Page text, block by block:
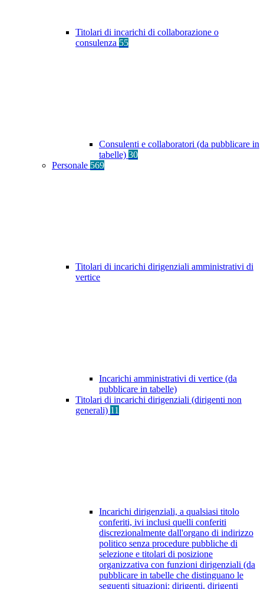
Titolari di incarichi di collaborazione o
consulenza 55
Consulenti e collaboratori (da pubblicare in
tabelle) 30
Personale 569
Titolari di incarichi dirigenziali amministrativi di
vertice
Incarichi amministrativi di vertice (da
pubblicare in tabelle)
Titolari di incarichi dirigenziali (dirigenti non
generali) 11
Incarichi dirigenziali, a qualsiasi titolo
conferiti, ivi inclusi quelli conferiti
discrezionalmente dall'organo di indirizzo
politico senza procedure pubbliche di
selezione e titolari di posizione
organizzativa con funzioni dirigenziali (da
pubblicare in tabelle che distinguano le
seguenti situazioni: dirigenti, dirigenti